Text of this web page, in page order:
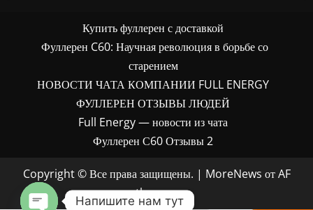
Купить фуллерен с доставкой
Фуллерен C60: Научная революция в борьбе со
старением
НОВОСТИ ЧАТА КОМПАНИИ FULL ENERGY
ФУЛЛЕРЕН ОТЗЫВЫ ЛЮДЕЙ
Full Energy — новости из чата
Фуллерен С60 Отзывы 2
Copyright © Все права защищены. | MoreNews от AF
themes.
Напишите нам тут